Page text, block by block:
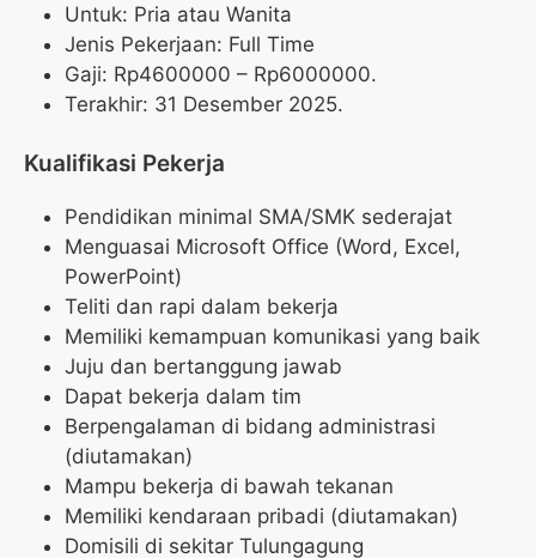
Untuk: Pria atau Wanita
Jenis Pekerjaan: Full Time
Gaji: Rp4600000 – Rp6000000.
Terakhir: 31 Desember 2025.
Kualifikasi Pekerja
Pendidikan minimal SMA/SMK sederajat
Menguasai Microsoft Office (Word, Excel,
PowerPoint)
Teliti dan rapi dalam bekerja
Memiliki kemampuan komunikasi yang baik
Juju dan bertanggung jawab
Dapat bekerja dalam tim
Berpengalaman di bidang administrasi
(diutamakan)
Mampu bekerja di bawah tekanan
Memiliki kendaraan pribadi (diutamakan)
Domisili di sekitar Tulungagung